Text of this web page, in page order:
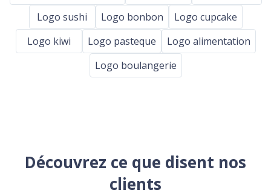
Logo sushi
Logo bonbon
Logo cupcake
Logo kiwi
Logo pasteque
Logo alimentation
Logo boulangerie
Découvrez ce que disent nos
clients